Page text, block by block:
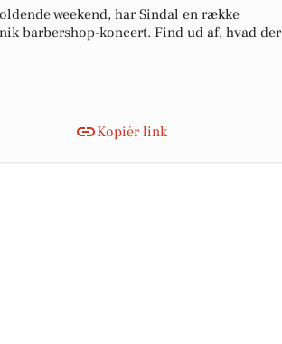
weekend, har Sindal en række
barbershop-koncert. Find ud af, hvad der
Kopiér link